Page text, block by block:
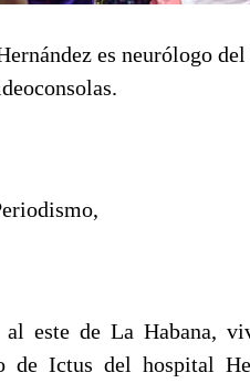
es neurólogo
este de La Habana,
de Ictus del hospital